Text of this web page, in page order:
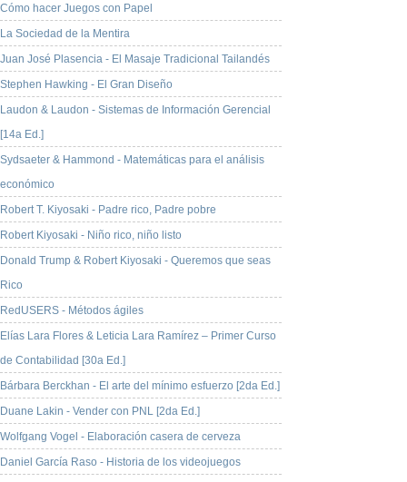
Cómo hacer Juegos con Papel
La Sociedad de la Mentira
Juan José Plasencia - El Masaje Tradicional Tailandés
Stephen Hawking - El Gran Diseño
Laudon & Laudon - Sistemas de Información Gerencial
[14a Ed.]
Sydsaeter & Hammond - Matemáticas para el análisis
económico
Robert T. Kiyosaki - Padre rico, Padre pobre
Robert Kiyosaki - Niño rico, niño listo
Donald Trump & Robert Kiyosaki - Queremos que seas
Rico
RedUSERS - Métodos ágiles
Elías Lara Flores & Leticia Lara Ramírez – Primer Curso
de Contabilidad [30a Ed.]
Bárbara Berckhan - El arte del mínimo esfuerzo [2da Ed.]
Duane Lakin - Vender con PNL [2da Ed.]
Wolfgang Vogel - Elaboración casera de cerveza
Daniel García Raso - Historia de los videojuegos